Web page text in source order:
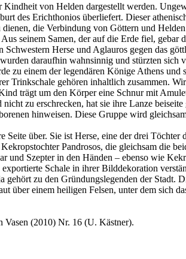
von Helden dargestellt werden.
des Erichthonios überliefert. Dieser
die Verbindung von Göttern und
seinem Samen, der auf die Erde fiel,
Schwestern Herse und Aglauros gegen das
daraufhin wahnsinnig und stürzten
zu einem der legendären Könige Athens
Trinkschale gehören inhaltlich zusammen.
trägt um den Körper eine Schnur mit
zu erschrecken, hat sie ihre Lanze
hinweisen. Diese Gruppe wird
Seite über. Sie ist Herse, eine der drei
Pandrosos, die gleichsam die
und Szepter in den Händen – ebenso wie
Schale in ihrer Bilddekoration
zu den Gründungslegenden der
über einem heiligen Felsen, unter dem sich
Vasen (2010) Nr. 16 (U. Kästner).